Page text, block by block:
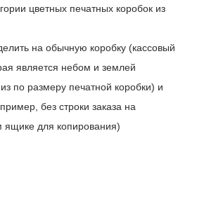
цветных печатных коробок из
на обычную коробку (кассовый
является небом и землей
по размеру печатной коробки) и
без строки заказа на
для копирования)